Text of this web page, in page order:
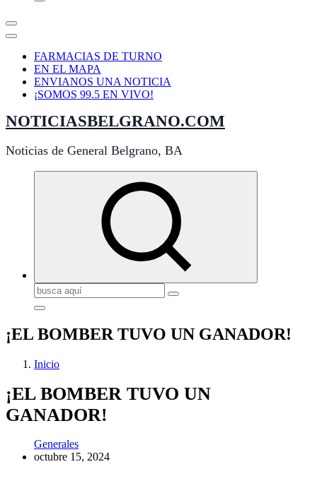
FARMACIAS DE TURNO
EN EL MAPA
ENVIANOS UNA NOTICIA
¡SOMOS 99.5 EN VIVO!
NOTICIASBELGRANO.COM
Noticias de General Belgrano, BA
Buscar:
¡EL BOMBER TUVO UN GANADOR!
Inicio
¡EL BOMBER TUVO UN
GANADOR!
Generales
octubre 15, 2024